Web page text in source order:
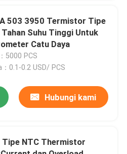
503 3950 Termistor Tipe
Tahan Suhu Tinggi Untuk
Catu Daya
5000 PCS
：0.1-0.2 USD/ PCS
Hubungi kami
Tipe NTC Thermistor